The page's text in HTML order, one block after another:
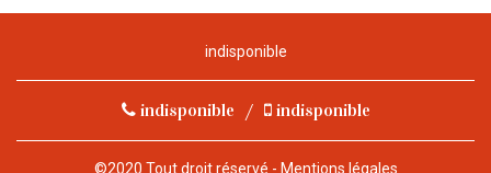
indisponible
indisponible / indisponible
©2020 Tout droit réservé - Mentions légales